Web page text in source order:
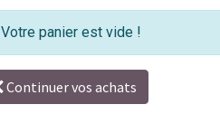
Votre panier est vide !
Continuer vos achats